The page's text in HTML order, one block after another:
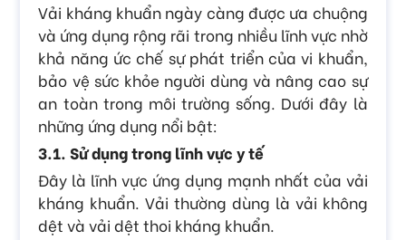
Vải kháng khuẩn ngày càng được ưa chuộng
và ứng dụng rộng rãi trong nhiều lĩnh vực nhờ
khả năng ức chế sự phát triển của vi khuẩn,
bảo vệ sức khỏe người dùng và nâng cao sự
an toàn trong môi trường sống. Dưới đây là
những ứng dụng nổi bật:
3.1. Sử dụng trong lĩnh vực y tế
Đây là lĩnh vực ứng dụng mạnh nhất của vải
kháng khuẩn. Vải thường dùng là vải không
dệt và vải dệt thoi kháng khuẩn.